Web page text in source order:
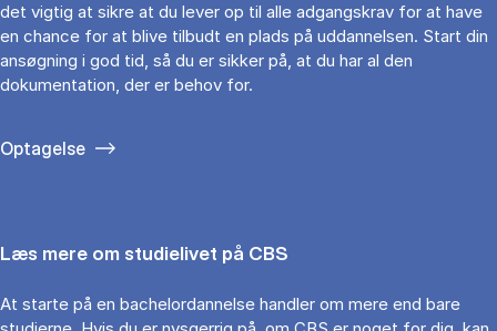
det vigtig at sikre at du lever op til alle adgangskrav for at have
en chance for at blive tilbudt en plads på uddannelsen. Start din
ansøgning i god tid, så du er sikker på, at du har al den
dokumentation, der er behov for.
Optagelse
Læs mere om studielivet på CBS
At starte på en bachelordannelse handler om mere end bare